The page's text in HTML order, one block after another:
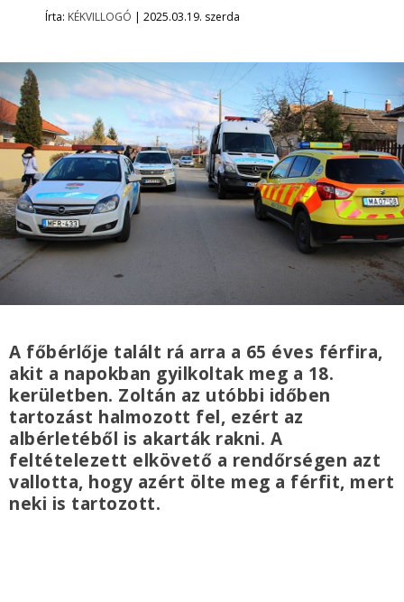
Írta: KÉKVILLOGÓ | 2025.03.19. szerda
A főbérlője talált rá arra a 65 éves férfira,
akit a napokban gyilkoltak meg a 18.
kerületben. Zoltán az utóbbi időben
tartozást halmozott fel, ezért az
albérletéből is akarták rakni. A
feltételezett elkövető a rendőrségen azt
vallotta, hogy azért ölte meg a férfit, mert
neki is tartozott.